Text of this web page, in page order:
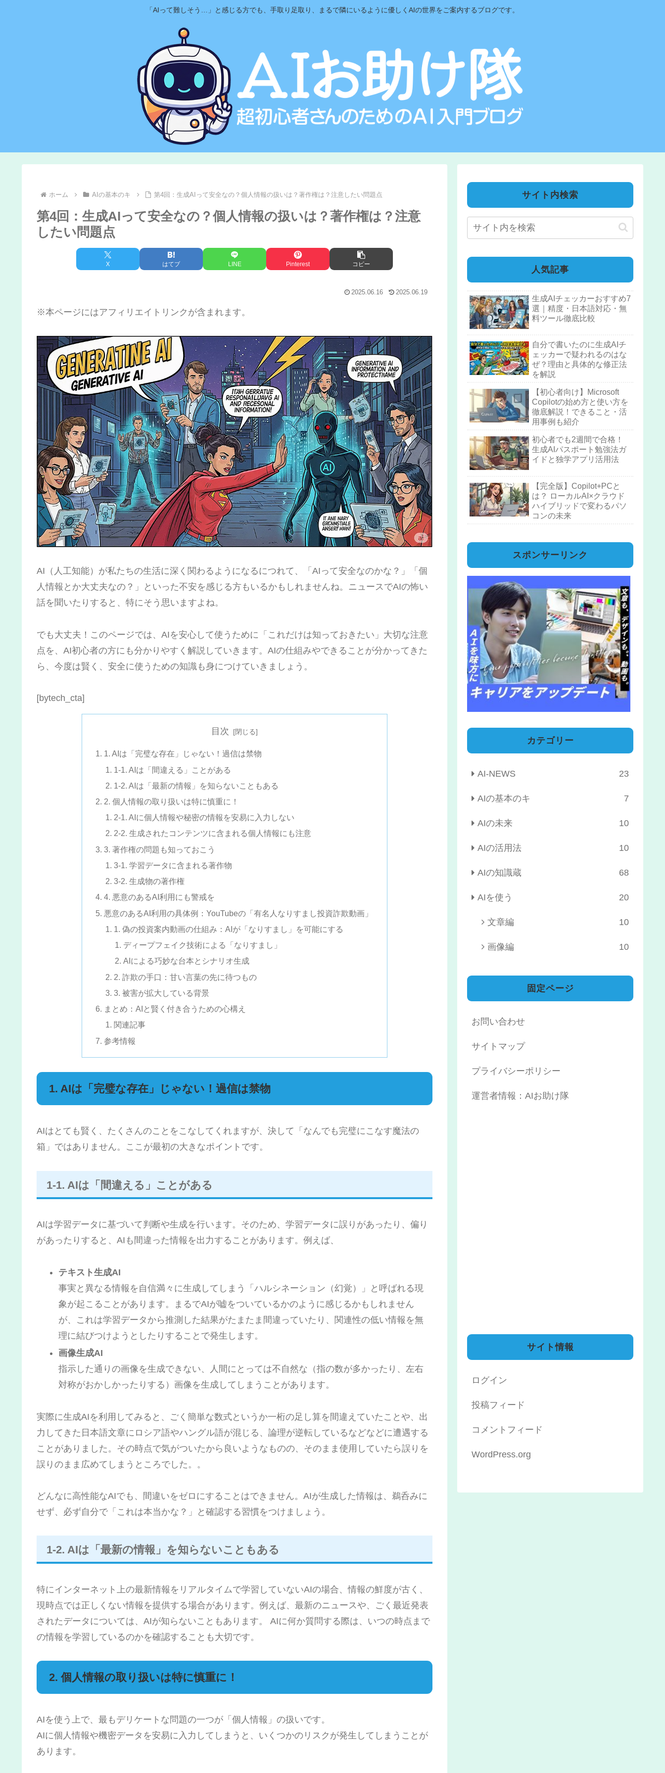
「AIって難しそう…」と感じる方でも、手取り足取り、まるで隣にいるように優しくAIの世界をご案内するブログです。
ホーム AIの基本のキ 第4回：生成AIって安全なの？個人情報の扱いは？著作権は？注意したい問題点
第4回：生成AIって安全なの？個人情報の扱いは？著作権は？注意
したい問題点
X はてブ LINE Pinterest コピー
2025.06.16 2025.06.19
※本ページにはアフィリエイトリンクが含まれます。
AI（人工知能）が私たちの生活に深く関わるようになるにつれて、「AIって安全なのかな？」「個
人情報とか大丈夫なの？」といった不安を感じる方もいるかもしれませんね。ニュースでAIの怖い
話を聞いたりすると、特にそう思いますよね。
でも大丈夫！このページでは、AIを安心して使うために「これだけは知っておきたい」大切な注意
点を、AI初心者の方にも分かりやすく解説していきます。AIの仕組みやできることが分かってきた
ら、今度は賢く、安全に使うための知識も身につけていきましょう。
[bytech_cta]
目次
1. AIは「完璧な存在」じゃない！過信は禁物
1-1. AIは「間違える」ことがある
1-2. AIは「最新の情報」を知らないこともある
2. 個人情報の取り扱いは特に慎重に！
2-1. AIに個人情報や秘密の情報を安易に入力しない
2-2. 生成されたコンテンツに含まれる個人情報にも注意
3. 著作権の問題も知っておこう
3-1. 学習データに含まれる著作物
3-2. 生成物の著作権
4. 悪意のあるAI利用にも警戒を
悪意のあるAI利用の具体例：YouTubeの「有名人なりすまし投資詐欺動画」
1. 偽の投資案内動画の仕組み：AIが「なりすまし」を可能にする
ディープフェイク技術による「なりすまし」
AIによる巧妙な台本とシナリオ生成
2. 詐欺の手口：甘い言葉の先に待つもの
3. 被害が拡大している背景
まとめ：AIと賢く付き合うための心構え
関連記事
参考情報
1. AIは「完璧な存在」じゃない！過信は禁物
AIはとても賢く、たくさんのことをこなしてくれますが、決して「なんでも完璧にこなす魔法の
箱」ではありません。ここが最初の大きなポイントです。
1-1. AIは「間違える」ことがある
AIは学習データに基づいて判断や生成を行います。そのため、学習データに誤りがあったり、偏り
があったりすると、AIも間違った情報を出力することがあります。例えば、
テキスト生成AI
事実と異なる情報を自信満々に生成してしまう「ハルシネーション（幻覚）」と呼ばれる現
象が起こることがあります。まるでAIが嘘をついているかのように感じるかもしれません
が、これは学習データから推測した結果がたまたま間違っていたり、関連性の低い情報を無
理に結びつけようとしたりすることで発生します。
画像生成AI
指示した通りの画像を生成できない、人間にとっては不自然な（指の数が多かったり、左右
対称がおかしかったりする）画像を生成してしまうことがあります。
実際に生成AIを利用してみると、ごく簡単な数式というか一桁の足し算を間違えていたことや、出
力してきた日本語文章にロシア語やハングル語が混じる、論理が逆転しているなどなどに遭遇する
ことがありました。その時点で気がついたから良いようなものの、そのまま使用していたら誤りを
誤りのまま広めてしまうところでした。。
どんなに高性能なAIでも、間違いをゼロにすることはできません。AIが生成した情報は、鵜呑みに
せず、必ず自分で「これは本当かな？」と確認する習慣をつけましょう。
1-2. AIは「最新の情報」を知らないこともある
特にインターネット上の最新情報をリアルタイムで学習していないAIの場合、情報の鮮度が古く、
現時点では正しくない情報を提供する場合があります。例えば、最新のニュースや、ごく最近発表
されたデータについては、AIが知らないこともあります。 AIに何か質問する際は、いつの時点まで
の情報を学習しているのかを確認することも大切です。
2. 個人情報の取り扱いは特に慎重に！
AIを使う上で、最もデリケートな問題の一つが「個人情報」の扱いです。
AIに個人情報や機密データを安易に入力してしまうと、いくつかのリスクが発生してしまうことが
あります。
サイト内検索
人気記事
生成AIチェッカーおすすめ7
選｜精度・日本語対応・無
料ツール徹底比較
自分で書いたのに生成AIチ
ェッカーで疑われるのはな
ぜ？理由と具体的な修正法
を解説
【初心者向け】Microsoft
Copilotの始め方と使い方を
徹底解説！できること・活
用事例も紹介
初心者でも2週間で合格！
生成AIパスポート勉強法ガ
イドと独学アプリ活用法
【完全版】Copilot+PCと
は？ ローカルAI×クラウド
ハイブリッドで変わるパソ
コンの未来
スポンサーリンク
カテゴリー
AI-NEWS 23
AIの基本のキ 7
AIの未来 10
AIの活用法 10
AIの知識蔵 68
AIを使う 20
文章編 10
画像編 10
固定ページ
お問い合わせ
サイトマップ
プライバシーポリシー
運営者情報：AIお助け隊
サイト情報
ログイン
投稿フィード
コメントフィード
WordPress.org